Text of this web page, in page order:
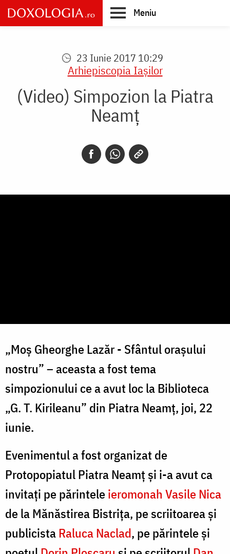
Skip
to
main
Meniu
23 Iunie 2017 10:29
Arhiepiscopia Iaşilor
(Video) Simpozion la Piatra
Neamț
„Moș Gheorghe Lazăr - Sfântul orașului
nostru” – aceasta a fost tema
simpozionului ce a avut loc la Biblioteca
„G. T. Kirileanu” din Piatra Neamț, joi, 22
iunie.
Evenimentul a fost organizat de
Protopopiatul Piatra Neamț și i-a avut ca
invitați pe părinteleieromonah Vasile Nica
de la Mănăstirea Bistriţa, pe scriitoarea şi
publicistaRaluca Naclad, pe părintele şi